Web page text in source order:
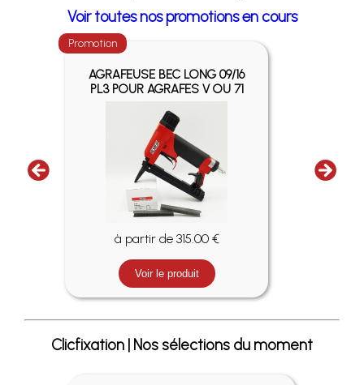
Voir toutes nos promotions en cours
AGRAFEUSE BEC LONG 09/16
PL3 POUR AGRAFES V OU 71
Promotion
à partir de 315.00 €
Voir le produit
Clicfixation | Nos sélections du moment